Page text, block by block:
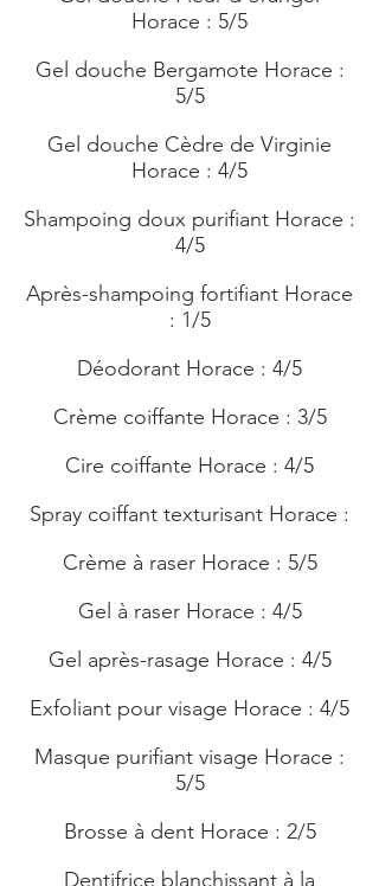
Horace : 5/5
Gel douche Bergamote Horace :
5/5
Gel douche Cèdre de Virginie
Horace : 4/5
Shampoing doux purifiant Horace :
4/5
Après-shampoing fortifiant Horace
: 1/5
Déodorant Horace : 4/5
Crème coiffante Horace : 3/5
Cire coiffante Horace : 4/5
Spray coiffant texturisant Horace :
Crème à raser Horace : 5/5
Gel à raser Horace : 4/5
Gel après-rasage Horace : 4/5
Exfoliant pour visage Horace : 4/5
Masque purifiant visage Horace :
5/5
Brosse à dent Horace : 2/5
Dentifrice blanchissant à la